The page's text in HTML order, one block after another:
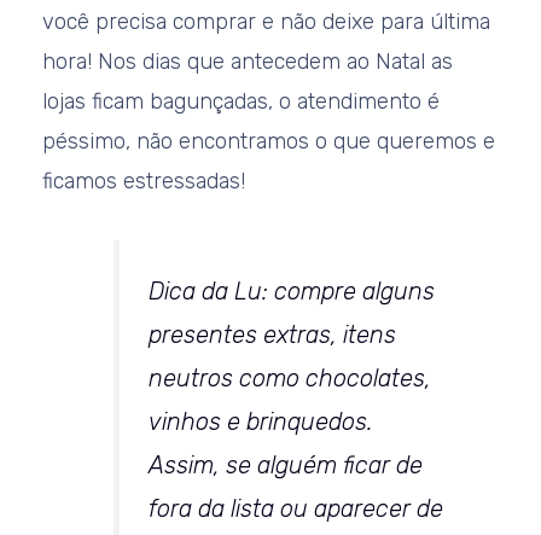
você precisa comprar e não deixe para última
hora! Nos dias que antecedem ao Natal as
lojas ficam bagunçadas, o atendimento é
péssimo, não encontramos o que queremos e
ficamos estressadas!
Dica da Lu: compre alguns
presentes extras, itens
neutros como chocolates,
vinhos e brinquedos.
Assim, se alguém ficar de
fora da lista ou aparecer de